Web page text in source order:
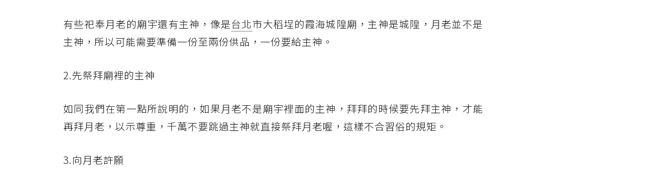
有些祀奉月老的廟宇還有主神，像是台北市大稻埕的霞海城隍廟，主神是城隍，月老並不是
主神，所以可能需要準備一份至兩份供品，一份要給主神。
2.先祭拜廟裡的主神
如同我們在第一點所說明的，如果月老不是廟宇裡面的主神，拜拜的時候要先拜主神，才能
再拜月老，以示尊重，千萬不要跳過主神就直接祭拜月老喔，這樣不合習俗的規矩。
3.向月老許願